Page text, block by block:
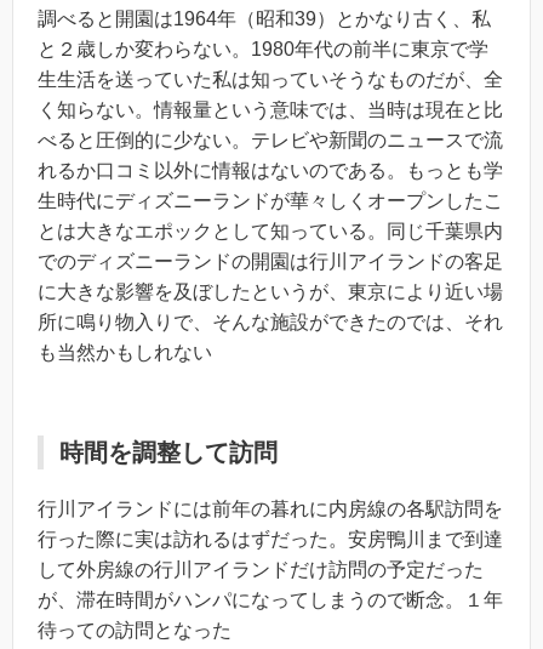
調べると開園は1964年（昭和39）とかなり古く、私
と２歳しか変わらない。1980年代の前半に東京で学
生生活を送っていた私は知っていそうなものだが、全
く知らない。情報量という意味では、当時は現在と比
べると圧倒的に少ない。テレビや新聞のニュースで流
れるか口コミ以外に情報はないのである。もっとも学
生時代にディズニーランドが華々しくオープンしたこ
とは大きなエポックとして知っている。同じ千葉県内
でのディズニーランドの開園は行川アイランドの客足
に大きな影響を及ぼしたというが、東京により近い場
所に鳴り物入りで、そんな施設ができたのでは、それ
も当然かもしれない
時間を調整して訪問
行川アイランドには前年の暮れに内房線の各駅訪問を
行った際に実は訪れるはずだった。安房鴨川まで到達
して外房線の行川アイランドだけ訪問の予定だった
が、滞在時間がハンパになってしまうので断念。１年
待っての訪問となった